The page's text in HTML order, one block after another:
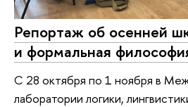
Репортаж об осенней
и формальная
С 28 октября по 1 ноября в
лаборатории логики,